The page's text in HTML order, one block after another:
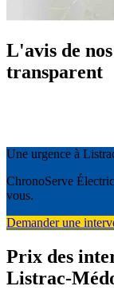
L'avis de
transparent
Une urgence à
ChronoServe
vous.
Demander une
Prix des
Listrac-